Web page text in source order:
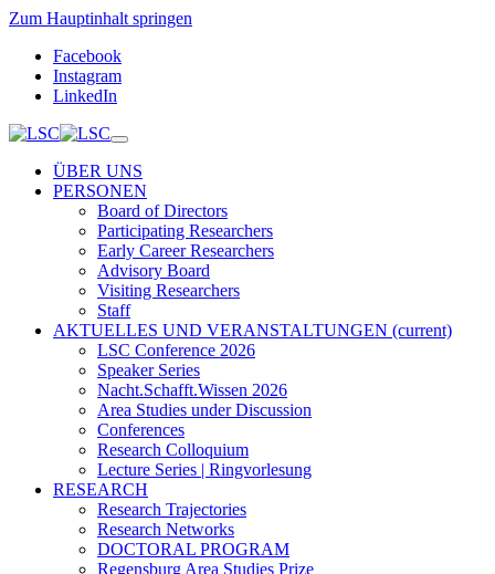
Zum Hauptinhalt springen
Facebook
Instagram
LinkedIn
ÜBER UNS
PERSONEN
Board of Directors
Participating Researchers
Early Career Researchers
Advisory Board
Visiting Researchers
Staff
AKTUELLES UND VERANSTALTUNGEN (current)
LSC Conference 2026
Speaker Series
Nacht.Schafft.Wissen 2026
Area Studies under Discussion
Conferences
Research Colloquium
Lecture Series | Ringvorlesung
RESEARCH
Research Trajectories
Research Networks
DOCTORAL PROGRAM
Regensburg Area Studies Prize